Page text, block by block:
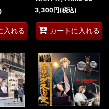
入れる
3,300円(税込)
カートに入れる